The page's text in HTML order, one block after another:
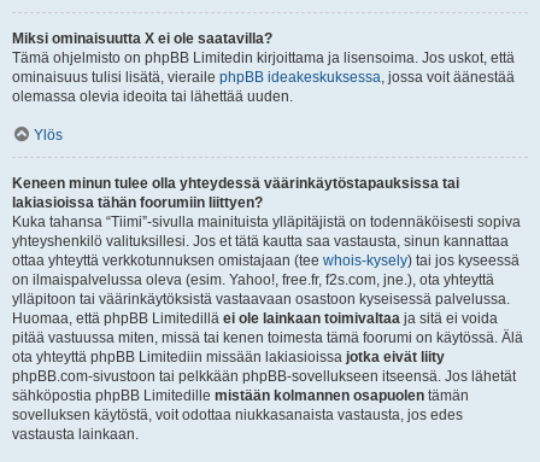
Miksi ominaisuutta X ei ole saatavilla?
Tämä ohjelmisto on phpBB Limitedin kirjoittama ja lisensoima. Jos uskot, että
ominaisuus tulisi lisätä, vieraile phpBB ideakeskuksessa, jossa voit äänestää
olemassa olevia ideoita tai lähettää uuden.
Ylös
Keneen minun tulee olla yhteydessä väärinkäytöstapauksissa tai
lakiasioissa tähän foorumiin liittyen?
Kuka tahansa “Tiimi”-sivulla mainituista ylläpitäjistä on todennäköisesti sopiva
yhteyshenkilö valituksillesi. Jos et tätä kautta saa vastausta, sinun kannattaa
ottaa yhteyttä verkkotunnuksen omistajaan (tee whois-kysely) tai jos kyseessä
on ilmaispalvelussa oleva (esim. Yahoo!, free.fr, f2s.com, jne.), ota yhteyttä
ylläpitoon tai väärinkäytöksistä vastaavaan osastoon kyseisessä palvelussa.
Huomaa, että phpBB Limitedillä ei ole lainkaan toimivaltaa ja sitä ei voida
pitää vastuussa miten, missä tai kenen toimesta tämä foorumi on käytössä. Älä
ota yhteyttä phpBB Limitediin missään lakiasioissa jotka eivät liity
phpBB.com-sivustoon tai pelkkään phpBB-sovellukseen itseensä. Jos lähetät
sähköpostia phpBB Limitedille mistään kolmannen osapuolen tämän
sovelluksen käytöstä, voit odottaa niukkasanaista vastausta, jos edes
vastausta lainkaan.